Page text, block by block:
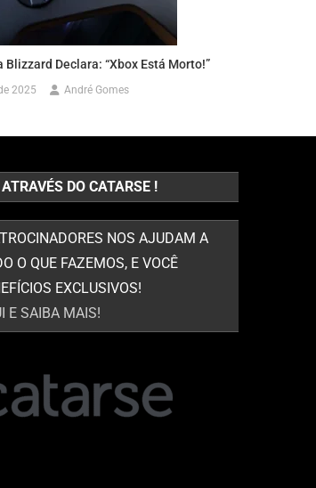
Blizzard Declara: “Xbox Está Morto!”
2025 André Gomes
DO CATARSE !
NOS AJUDAM A
O QUE FAZEMOS, E VOCÊ
EXCLUSIVOS!
E SAIBA MAIS!